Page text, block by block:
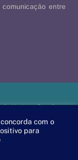
entre
de Notícias Brasil-
com o
para